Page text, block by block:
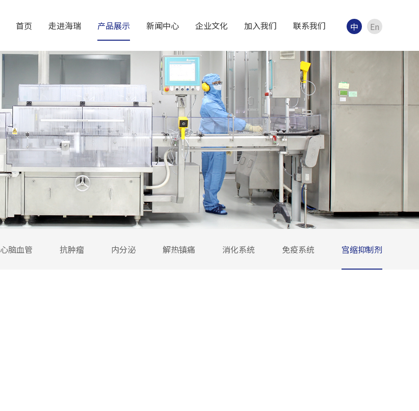
En
中
首页 走进海瑞 产品展示 新闻中心 企业文化 加入我们 联系我们
心脑血管 抗肿瘤 内分泌 解热镇痛 消化系统 免疫系统 宫缩抑制剂